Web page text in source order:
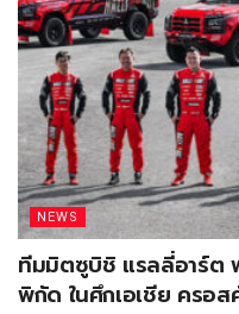
NEWS
ทีมมิตซูบิชิ แรลลี่อาร์ต
พิกัด ในศึกเอเชีย ครอ